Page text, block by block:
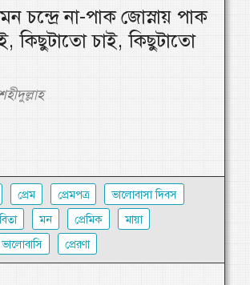
চন্দ্রে না-পাক জোস্নায় পাক
কিছুটাতো চাই, কিছুটাতো
প্রেম প্রেমপত্র
ভালোবাসা দিবস
মন প্রেমিক
মায়া
ভালোবাসি প্রেরণা